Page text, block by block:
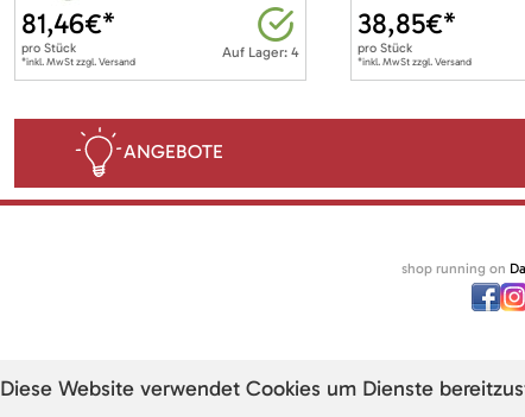
Auf Lager: 4
81,46€*
pro Stück
*inkl. MwSt zzgl. Versand
38,85€*
pro Stück
*inkl. MwSt zzgl. Versand
ANGEBOTE
shop running on
Diese Website verwendet Cookies um Dienste